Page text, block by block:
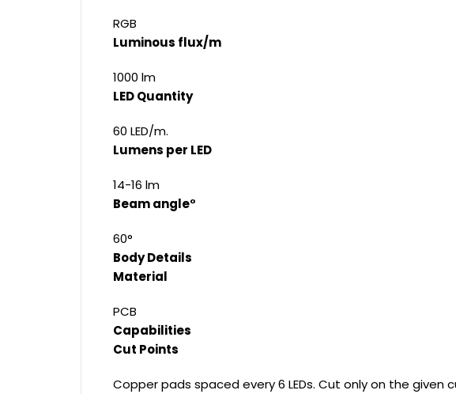
RGB
Luminous flux/m
1000 lm
LED Quantity
60 LED/m.
Lumens per LED
14-16 lm
Beam angle°
60°
Body Details
Material
PCB
Capabilities
Cut Points
Copper pads spaced every 6 LEDs. Cut only on the